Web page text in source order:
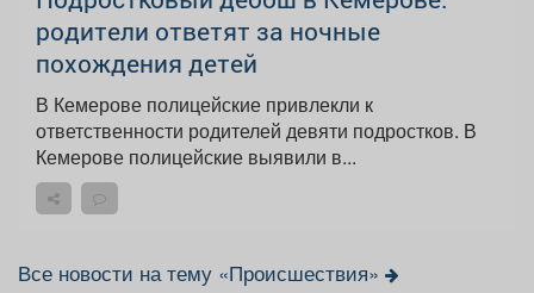
родители ответят за ночные
похождения детей
В Кемерове полицейские привлекли к
ответственности родителей девяти подростков. В
Кемерове полицейские выявили в...
Все новости на тему «Происшествия»